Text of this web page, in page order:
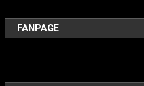
FANPAGE